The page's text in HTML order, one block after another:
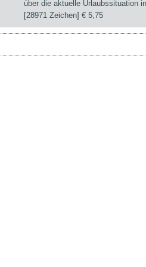
über die aktuelle Urlaubssituation
[28971 Zeichen]€ 5,75